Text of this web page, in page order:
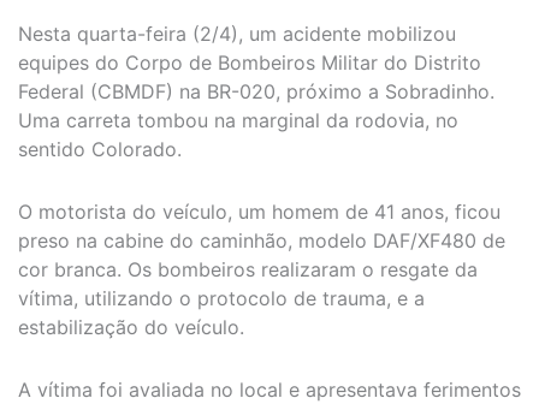
Nesta quarta-feira (2/4), um acidente mobilizou
equipes do Corpo de Bombeiros Militar do Distrito
Federal (CBMDF) na BR-020, próximo a Sobradinho.
Uma carreta tombou na marginal da rodovia, no
sentido Colorado.
O motorista do veículo, um homem de 41 anos, ficou
preso na cabine do caminhão, modelo DAF/XF480 de
cor branca. Os bombeiros realizaram o resgate da
vítima, utilizando o protocolo de trauma, e a
estabilização do veículo.
A vítima foi avaliada no local e apresentava ferimentos